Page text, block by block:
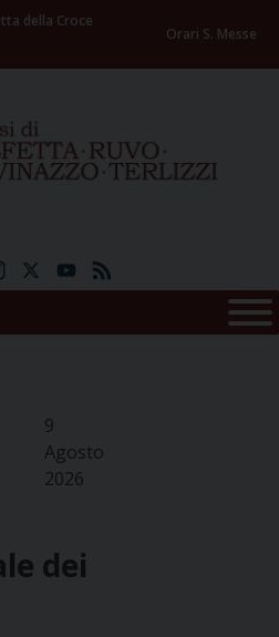
della Croce
Orari S. Messe
InstagramYouTube
9
Agosto
2026
dei